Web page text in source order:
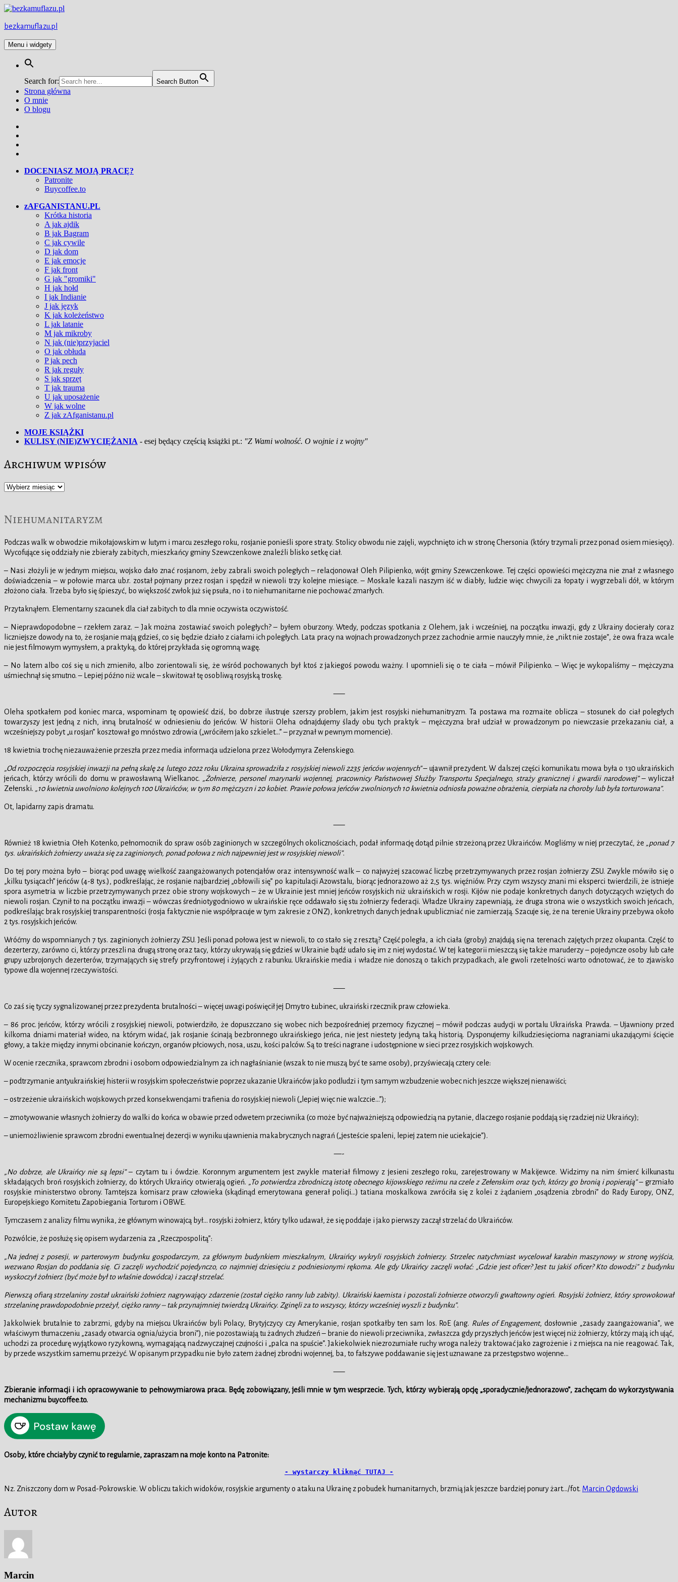
Przejdź
treści
bezkamuflazu.pl
Menu i widgety
Search for: Search Button
Strona główna
O mnie
O blogu
DOCENIASZ MOJĄ PRACĘ?
Patronite
Buycoffee.to
zAFGANISTANU.PL
Krótka historia
A jak ajdik
B jak Bagram
C jak cywile
D jak dom
E jak emocje
F jak front
G jak "gromiki"
H jak hołd
I jak Indianie
J jak język
K jak koleżeństwo
L jak latanie
M jak mikroby
N jak (nie)przyjaciel
O jak obłuda
P jak pech
R jak reguły
S jak sprzęt
T jak trauma
U jak uposażenie
W jak wolne
Z jak zAfganistanu.pl
MOJE KSIĄŻKI
KULISY (NIE)ZWYCIĘŻANIA - esej będący częścią książki pt.: "Z Wami wolność. O wojnie i z wojny"
Archiwum wpisów
Archiwum
Niehumanitaryzm
Podczas walk w obwodzie mikołajowskim w lutym i marcu zeszłego roku, rosjanie ponieśli spore straty. Stolicy obwodu nie zajęli, wypchnięto ich w stronę Chersonia (który trzymali przez ponad osiem miesięcy).
Wycofujące się oddziały nie zbierały zabitych, mieszkańcy gminy Szewczenkowe znaleźli blisko setkę ciał.
– Nasi złożyli je w jednym miejscu, wojsko dało znać rosjanom, żeby zabrali swoich poległych – relacjonował Oleh Pilipienko, wójt gminy Szewczenkowe. Tej części opowieści mężczyzna nie znał z własnego
doświadczenia – w połowie marca ub.r. został pojmany przez rosjan i spędził w niewoli trzy kolejne miesiące. – Moskale kazali naszym iść w diabły, ludzie więc chwycili za łopaty i wygrzebali dół, w którym
złożono ciała. Trzeba było się śpieszyć, bo większość zwłok już się psuła, no i to niehumanitarne nie pochować zmarłych.
Przytaknąłem. Elementarny szacunek dla ciał zabitych to dla mnie oczywista oczywistość.
– Nieprawdopodobne – rzekłem zaraz. – Jak można zostawiać swoich poległych? – byłem oburzony. Wtedy, podczas spotkania z Olehem, jak i wcześniej, na początku inwazji, gdy z Ukrainy docierały coraz
liczniejsze dowody na to, że rosjanie mają gdzieś, co się będzie działo z ciałami ich poległych. Lata pracy na wojnach prowadzonych przez zachodnie armie nauczyły mnie, że „nikt nie zostaje”, że owa fraza wcale
nie jest filmowym wymysłem, a praktyką, do której przykłada się ogromną wagę.
– No latem albo coś się u nich zmieniło, albo zorientowali się, że wśród pochowanych był ktoś z jakiegoś powodu ważny. I upomnieli się o te ciała – mówił Pilipienko. – Więc je wykopaliśmy – mężczyzna
uśmiechnął się smutno. – Lepiej późno niż wcale – skwitował tę osobliwą rosyjską troskę.
—–
Oleha spotkałem pod koniec marca, wspominam tę opowieść dziś, bo dobrze ilustruje szerszy problem, jakim jest rosyjski niehumanitryzm. Ta postawa ma rozmaite oblicza – stosunek do ciał poległych
towarzyszy jest jedną z nich, inną brutalność w odniesieniu do jeńców. W historii Oleha odnajdujemy ślady obu tych praktyk – mężczyzna brał udział w prowadzonym po niewczasie przekazaniu ciał, a
wcześniejszy pobyt „u rosjan” kosztował go mnóstwo zdrowia („wróciłem jako szkielet…” – przyznał w pewnym momencie).
18 kwietnia trochę niezauważenie przeszła przez media informacja udzielona przez Wołodymyra Zełenskiego.
„Od rozpoczęcia rosyjskiej inwazji na pełną skalę 24 lutego 2022 roku Ukraina sprowadziła z rosyjskiej niewoli 2235 jeńców wojennych”– ujawnił prezydent. W dalszej części komunikatu mowa była o 130 ukraińskich
jeńcach, którzy wrócili do domu w prawosławną Wielkanoc. „Żołnierze, personel marynarki wojennej, pracownicy Państwowej Służby Transportu Specjalnego, straży granicznej i gwardii narodowej”– wyliczał
Zełenski. „10 kwietnia uwolniono kolejnych 100 Ukraińców, w tym 80 mężczyzn i 20 kobiet. Prawie połowa jeńców zwolnionych 10 kwietnia odniosła poważne obrażenia, cierpiała na choroby lub była torturowana”.
Ot, lapidarny zapis dramatu.
—–
Również 18 kwietnia Ołeh Kotenko, pełnomocnik do spraw osób zaginionych w szczególnych okolicznościach, podał informację dotąd pilnie strzeżoną przez Ukraińców. Mogliśmy w niej przeczytać, że „ponad 7
tys. ukraińskich żołnierzy uważa się za zaginionych, ponad połowa z nich najpewniej jest w rosyjskiej niewoli”.
Do tej pory można było – biorąc pod uwagę wielkość zaangażowanych potencjałów oraz intensywność walk – co najwyżej szacować liczbę przetrzymywanych przez rosjan żołnierzy ZSU. Zwykle mówiło się o
„kilku tysiącach” jeńców (4-8 tys.), podkreślając, że rosjanie najbardziej „obłowili się” po kapitulacji Azowstalu, biorąc jednorazowo aż 2,5 tys. więźniów. Przy czym wszyscy znani mi eksperci twierdzili, że istnieje
spora asymetria w liczbie przetrzymywanych przez obie strony wojskowych – że w Ukrainie jest mniej jeńców rosyjskich niż ukraińskich w rosji. Kijów nie podaje konkretnych danych dotyczących wziętych do
niewoli rosjan. Czynił to na początku inwazji – wówczas średniotygodniowo w ukraińskie ręce oddawało się stu żołnierzy federacji. Władze Ukrainy zapewniają, że druga strona wie o wszystkich swoich jeńcach,
podkreślając brak rosyjskiej transparentności (rosja faktycznie nie współpracuje w tym zakresie z ONZ), konkretnych danych jednak upubliczniać nie zamierzają. Szacuje się, że na terenie Ukrainy przebywa około
2 tys. rosyjskich jeńców.
Wróćmy do wspomnianych 7 tys. zaginionych żołnierzy ZSU. Jeśli ponad połowa jest w niewoli, to co stało się z resztą? Część poległa, a ich ciała (groby) znajdują się na terenach zajętych przez okupanta. Część to
dezerterzy, zarówno ci, którzy przeszli na drugą stronę oraz tacy, którzy ukrywają się gdzieś w Ukrainie bądź udało się im z niej wydostać. W tej kategorii mieszczą się także maruderzy – pojedyncze osoby lub całe
grupy uzbrojonych dezerterów, trzymających się strefy przyfrontowej i żyjących z rabunku. Ukraińskie media i władze nie donoszą o takich przypadkach, ale gwoli rzetelności warto odnotować, że to zjawisko
typowe dla wojennej rzeczywistości.
—–
Co zaś się tyczy sygnalizowanej przez prezydenta brutalności – więcej uwagi poświęcił jej Dmytro Łubinec, ukraiński rzecznik praw człowieka.
– 86 proc. jeńców, którzy wrócili z rosyjskiej niewoli, potwierdziło, że dopuszczano się wobec nich bezpośredniej przemocy fizycznej – mówił podczas audycji w portalu Ukraińska Prawda. – Ujawniony przed
kilkoma dniami materiał wideo, na którym widać, jak rosjanie ścinają bezbronnego ukraińskiego jeńca, nie jest niestety jedyną taką historią. Dysponujemy kilkudziesięcioma nagraniami ukazującymi ścięcie
głowy, a także między innymi obcinanie kończyn, organów płciowych, nosa, uszu, kości palców. Są to treści nagrane i udostępnione w sieci przez rosyjskich wojskowych.
W ocenie rzecznika, sprawcom zbrodni i osobom odpowiedzialnym za ich nagłaśnianie (wszak to nie muszą być te same osoby), przyświecają cztery cele:
– podtrzymanie antyukraińskiej histerii w rosyjskim społeczeństwie poprzez ukazanie Ukraińców jako podludzi i tym samym wzbudzenie wobec nich jeszcze większej nienawiści;
– ostrzeżenie ukraińskich wojskowych przed konsekwencjami trafienia do rosyjskiej niewoli („lepiej więc nie walczcie…”);
– zmotywowanie własnych żołnierzy do walki do końca w obawie przed odwetem przeciwnika (co może być najważniejszą odpowiedzią na pytanie, dlaczego rosjanie poddają się rzadziej niż Ukraińcy);
– uniemożliwienie sprawcom zbrodni ewentualnej dezercji w wyniku ujawnienia makabrycznych nagrań („jesteście spaleni, lepiej zatem nie uciekajcie”).
—-
„No dobrze, ale Ukraińcy nie są lepsi”– czytam tu i ówdzie. Koronnym argumentem jest zwykle materiał filmowy z jesieni zeszłego roku, zarejestrowany w Makijewce. Widzimy na nim śmierć kilkunastu
składających broń rosyjskich żołnierzy, do których Ukraińcy otwierają ogień. „To potwierdza zbrodniczą istotę obecnego kijowskiego reżimu na czele z Zełenskim oraz tych, którzy go bronią i popierają”– grzmiało
rosyjskie ministerstwo obrony. Tamtejsza komisarz praw człowieka (skądinąd emerytowana generał policji…) tatiana moskalkowa zwróciła się z kolei z żądaniem „osądzenia zbrodni” do Rady Europy, ONZ,
Europejskiego Komitetu Zapobiegania Torturom i OBWE.
Tymczasem z analizy filmu wynika, że głównym winowajcą był… rosyjski żołnierz, który tylko udawał, że się poddaje i jako pierwszy zaczął strzelać do Ukraińców.
Pozwólcie, że posłużę się opisem wydarzenia za „Rzeczpospolitą”:
„Na jednej z posesji, w parterowym budynku gospodarczym, za głównym budynkiem mieszkalnym, Ukraińcy wykryli rosyjskich żołnierzy. Strzelec natychmiast wycelował karabin maszynowy w stronę wyjścia,
wezwano Rosjan do poddania się. Ci zaczęli wychodzić pojedynczo, co najmniej dziesięciu z podniesionymi rękoma. Ale gdy Ukraińcy zaczęli wołać: „Gdzie jest oficer? Jest tu jakiś oficer? Kto dowodzi” z budynku
wyskoczył żołnierz (być może był to właśnie dowódca) i zaczął strzelać.
Pierwszą ofiarą strzelaniny został ukraiński żołnierz nagrywający zdarzenie (został ciężko ranny lub zabity). Ukraiński kaemista i pozostali żołnierze otworzyli gwałtowny ogień. Rosyjski żołnierz, który sprowokował
strzelaninę prawdopodobnie przeżył, ciężko ranny – tak przynajmniej twierdzą Ukraińcy. Zginęli za to wszyscy, którzy wcześniej wyszli z budynku”.
Jakkolwiek brutalnie to zabrzmi, gdyby na miejscu Ukraińców byli Polacy, Brytyjczycy czy Amerykanie, rosjan spotkałby ten sam los. RoE (ang. Rules of Engagement, dosłownie „zasady zaangażowania”, we
właściwym tłumaczeniu „zasady otwarcia ognia/użycia broni”), nie pozostawiają tu żadnych złudzeń – branie do niewoli przeciwnika, zwłaszcza gdy przyszłych jeńców jest więcej niż żołnierzy, którzy mają ich ująć,
uchodzi za procedurę wyjątkowo ryzykowną, wymagającą nadzwyczajnej czujności i „palca na spuście”. Jakiekolwiek niezrozumiałe ruchy wroga należy traktować jako zagrożenie i z miejsca na nie reagować. Tak,
by przede wszystkim samemu przeżyć. W opisanym przypadku nie było zatem żadnej zbrodni wojennej, ba, to fałszywe poddawanie się jest uznawane za przestępstwo wojenne…
—–
Zbieranie informacji i ich opracowywanie to pełnowymiarowa praca. Będę zobowiązany, jeśli mnie w tym wesprzecie.Tych, którzy wybierają opcję „sporadycznie/jednorazowo”, zachęcam do wykorzystywania
mechanizmu buycoffee.to.
Osoby, które chciałyby czynić to regularnie, zapraszam na moje konto na Patronite:
- wystarczy kliknąć TUTAJ -
Nz. Zniszczony dom w Posad-Pokrowskie. W obliczu takich widoków, rosyjskie argumenty o ataku na Ukrainę z pobudek humanitarnych, brzmią jak jeszcze bardziej ponury żart…/fot. Marcin Ogdowski
Autor
Marcin